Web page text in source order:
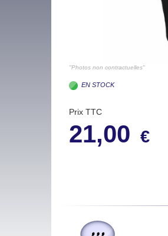
"Photos non contractuelles"
EN STOCK
Prix TTC
21,00 €